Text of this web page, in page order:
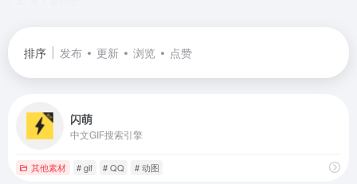
排序 发布 更新 浏览 点赞
闪萌
中文GIF搜索引擎
其他素材 # gif # QQ # 动图